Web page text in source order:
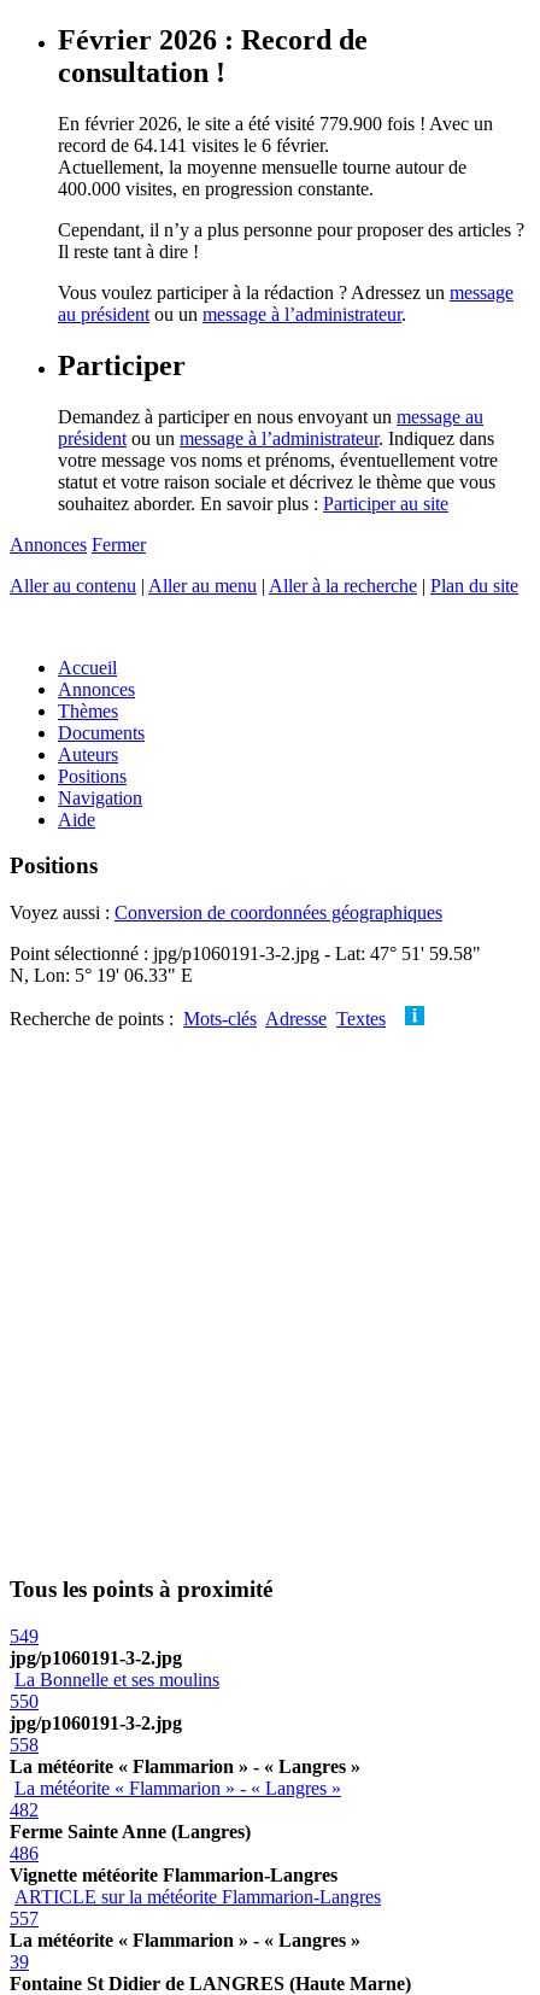
Février 2026 : Record de
consultation !
En février 2026, le site a été visité 779.900 fois ! Avec un
record de 64.141 visites le 6 février.
Actuellement, la moyenne mensuelle tourne autour de
400.000 visites, en progression constante.
Cependant, il n’y a plus personne pour proposer des articles ?
Il reste tant à dire !
Vous voulez participer à la rédaction ? Adressez un message
au président ou un message à l’administrateur.
Participer
Demandez à participer en nous envoyant un message au
président ou un message à l’administrateur. Indiquez dans
votre message vos noms et prénoms, éventuellement votre
statut et votre raison sociale et décrivez le thème que vous
souhaitez aborder. En savoir plus : Participer au site
Annonces Fermer
Aller au contenu | Aller au menu | Aller à la recherche | Plan du site
Accueil
Annonces
Thèmes
Documents
Auteurs
Positions
Navigation
Aide
Positions
Voyez aussi : Conversion de coordonnées géographiques
Point sélectionné : jpg/p1060191-3-2.jpg - Lat: 47° 51' 59.58"
N, Lon: 5° 19' 06.33" E
Recherche de points : Mots-clés Adresse Textes
Tous les points à proximité
549
jpg/p1060191-3-2.jpg
La Bonnelle et ses moulins
550
jpg/p1060191-3-2.jpg
558
La météorite « Flammarion » - « Langres »
La météorite « Flammarion » - « Langres »
482
Ferme Sainte Anne (Langres)
486
Vignette météorite Flammarion-Langres
ARTICLE sur la météorite Flammarion-Langres
557
La météorite « Flammarion » - « Langres »
39
Fontaine St Didier de LANGRES (Haute Marne)